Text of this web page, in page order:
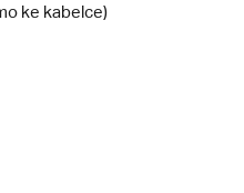
ke kabelce)